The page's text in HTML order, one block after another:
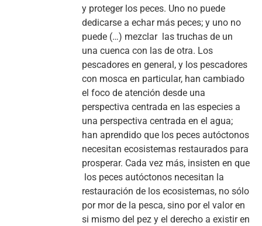
y proteger los peces. Uno no puede
dedicarse a echar más peces; y uno no
puede (…) mezclar las truchas de un
una cuenca con las de otra. Los
pescadores en general, y los pescadores
con mosca en particular, han cambiado
el foco de atención desde una
perspectiva centrada en las especies a
una perspectiva centrada en el agua;
han aprendido que los peces autóctonos
necesitan ecosistemas restaurados para
prosperar. Cada vez más, insisten en que
los peces autóctonos necesitan la
restauración de los ecosistemas, no sólo
por mor de la pesca, sino por el valor en
si mismo del pez y el derecho a existir en